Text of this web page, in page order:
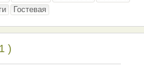
Гостевая
)